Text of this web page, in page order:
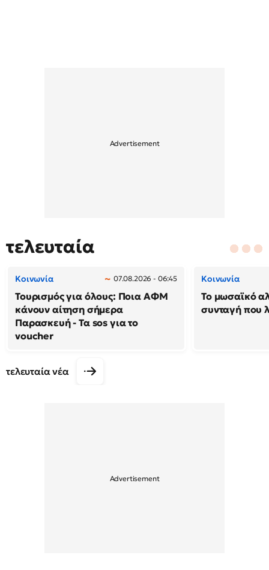
τελευταία
Κοινωνία 07.08.2026 - 06:45
Τουρισμός για όλους: Ποια ΑΦΜ
κάνουν αίτηση σήμερα
Παρασκευή - Τα sos για το
voucher
Κοινωνία
Το μωσαϊκό
συνταγή που
τελευταία νέα